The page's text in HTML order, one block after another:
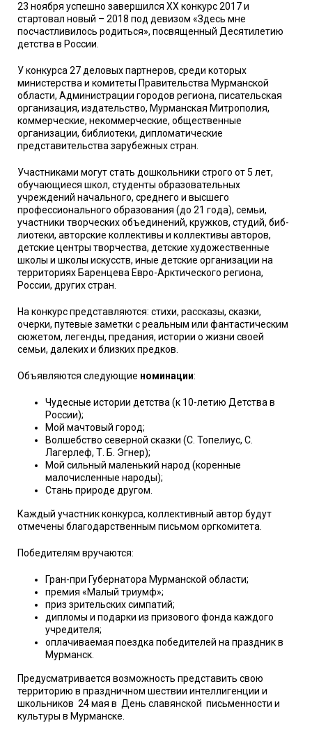
23 ноября успешно завершился ХХ конкурс 2017 и
стартовал новый – 2018 под девизом «Здесь мне
посчастливилось родиться», посвященный Десятилетию
детства в России.
У конкурса 27 деловых партнеров, среди которых
министерства и комитеты Правительства Мурманской
области, Администрации городов региона, писательская
организация, издательство, Мурманская Митрополия,
коммерческие, некоммерческие, общественные
организации, библиотеки, дипломатические
представительства зарубежных стран.
Участниками могут стать дошкольники строго от 5 лет,
обучающиеся школ, студенты образовательных
учреждений начального, среднего и высшего
профессионального образования (до 21 года), семьи,
участники творческих объединений, кружков, студий, биб­
лиотеки, авторские коллективы и коллективы авторов,
детские центры творчества, детские художественные
школы и школы искусств, иные детские организации на
территориях Ба­ренцева Евро-Арктического региона,
России, других стран.
На конкурс представляются: стихи, рассказы, сказки,
очерки, путевые заметки с реальным или фантастическим
сюжетом, легенды, предания, истории о жизни своей
семьи, далеких и близких предков.
Объявляются следующие номинации:
Чудесные истории детства (к 10-летию Детства в
России);
Мой мачтовый город;
Волшебство северной сказки (С. Топелиус, С.
Лагерлеф, Т. Б. Эгнер);
Мой сильный маленький народ (коренные
малочисленные народы);
Стань природе другом.
Каждый участник конкурса, коллективный автор будут
отмечены благодарственным письмом оргкомитета.
Победителям вручаются:
Гран-при Губернатора Мурманской области;
премия «Малый триумф»;
приз зрительских симпатий;
дипломы и подарки из призового фонда каждого
учредителя;
оплачиваемая поездка победителей на праздник в
Мурманск.
Предусматривается возможность представить свою
территорию в праздничном шествии интеллигенции и
школьников 24 мая в День славянской письменности и
культуры в Мурманске.